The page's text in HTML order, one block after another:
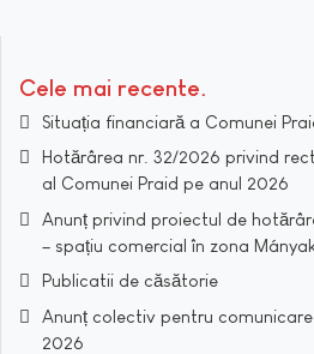
Cele mai recente
Situația financiară a Comunei
Hotărârea nr. 32/2026 privind
al Comunei Praid pe anul 2026
Anunț privind proiectul de
– spațiu comercial în zona
Publicatii de căsătorie
Anunț colectiv pentru
2026